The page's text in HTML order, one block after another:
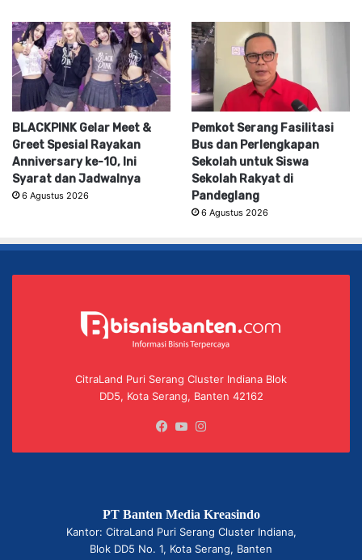
BLACKPINK Gelar Meet &
Greet Spesial Rayakan
Anniversary ke-10, Ini
Syarat dan Jadwalnya
6 Agustus 2026
Pemkot Serang Fasilitasi
Bus dan Perlengkapan
Sekolah untuk Siswa
Sekolah Rakyat di
Pandeglang
6 Agustus 2026
CitraLand Puri Serang Cluster Indiana Blok
DD5, Kota Serang, Banten 42162
Facebook
YouTube
PT Banten Media Kreasindo
Kantor: CitraLand Puri Serang Cluster Indiana,
Blok DD5 No. 1, Kota Serang, Banten